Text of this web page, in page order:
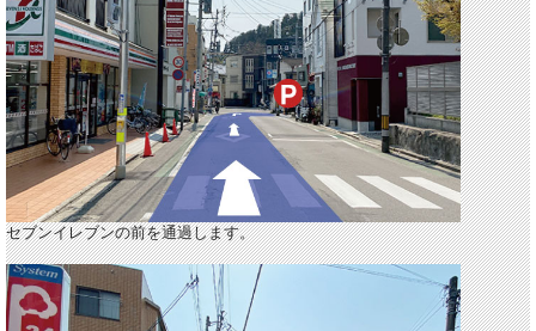
セブンイレブンの前を通過します。